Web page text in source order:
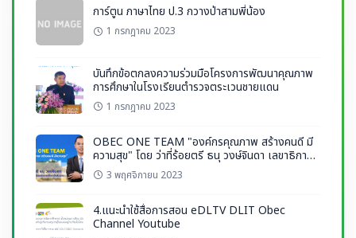
การ์ตูน ภาษาไทย ป.3 กวางป่าสามพี่น้อง
1 กรกฎาคม 2023
บันทึกข้อตกลงความร่วมมือโครงการพัฒนาคุณภาพ
การศึกษาในโรงเรียนตำรวจตระเวนชายแดน
1 กรกฎาคม 2023
OBEC ONE TEAM "องค์กรคุณภาพ สร้างคนดี มี
ความสุข" โดย ว่าที่ร้อยตรี ธนุ วงษ์จินดา เลขาธิการ
กพฐ.3 พฤศจิกายน 2023
4.แนะนำใช้สื่อการสอน eDLTV DLIT Obec
Channel Youtube